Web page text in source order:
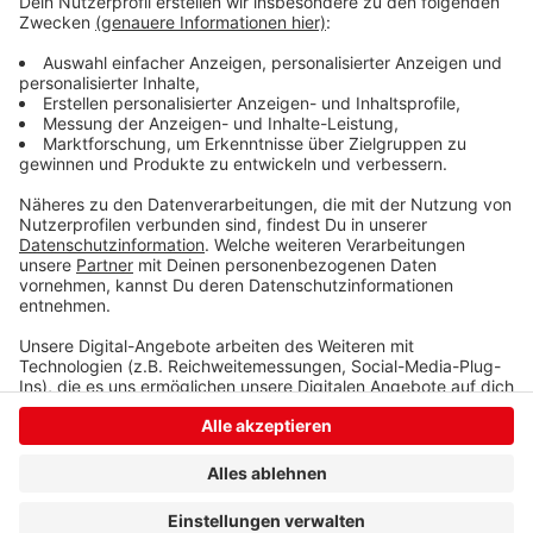
Guido ist aktuell auch auf Tour mit seinem Programm
"Komische Zeiten" -Hier gibt es alle Infos
Anzeige
Anzeige